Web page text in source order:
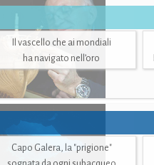
Il vascello che ai mondiali
ha navigato nell’oro
Capo Galera, la "prigione"